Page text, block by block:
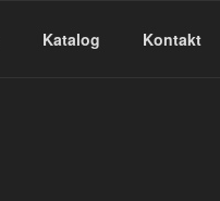
Katalog Kontakt